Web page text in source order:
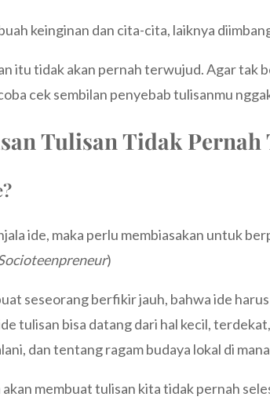
keinginan dan cita-cita, laiknya
itu tidak akan pernah terwujud. Agar tak
cek sembilan penyebab tulisanmu
Tulisan Tidak Pernah
ide, maka perlu membiasakan untuk
)
seseorang berfikir jauh, bahwa ide
tulisan bisa datang dari hal kecil,
dan tentang ragam budaya lokal di
membuat tulisan kita tidak pernah